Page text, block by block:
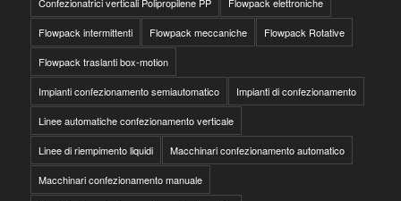
Confezionatrici verticali Polipropilene PP Flowpack elettroniche
Flowpack intermittenti Flowpack meccaniche Flowpack Rotative
Flowpack traslanti box-motion
Impianti confezionamento semiautomatico Impianti di confezionamento
Linee automatiche confezionamento verticale
Linee di riempimento liquidi Macchinari confezionamento automatico
Macchinari confezionamento manuale